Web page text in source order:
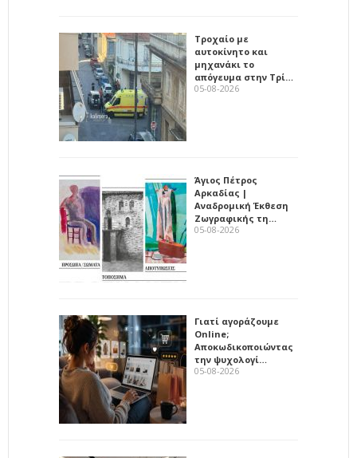
Τροχαίο με
αυτοκίνητο και
μηχανάκι το
απόγευμα στην Τρί…
05-08-2026
Άγιος Πέτρος
Αρκαδίας |
Αναδρομική Έκθεση
Ζωγραφικής τη…
05-08-2026
Γιατί αγοράζουμε
Online;
Αποκωδικοποιώντας
την ψυχολογί…
05-08-2026